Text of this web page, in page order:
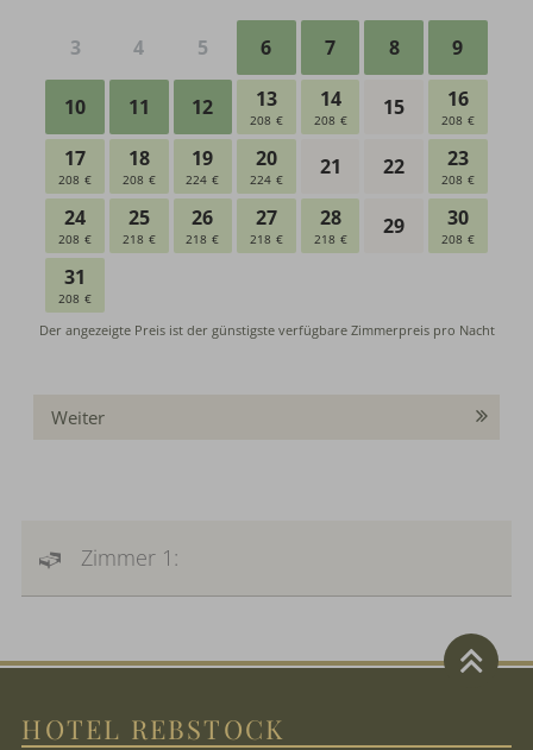
Weiter
Zimmer 1:
HOTEL REBSTOCK